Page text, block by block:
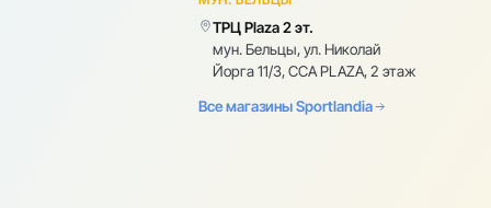
ТРЦ Plaza 2 эт.
мун. Бельцы, ул. Николай
Йорга 11/3, CCA PLAZA, 2 этаж
Все магазины Sportlandia